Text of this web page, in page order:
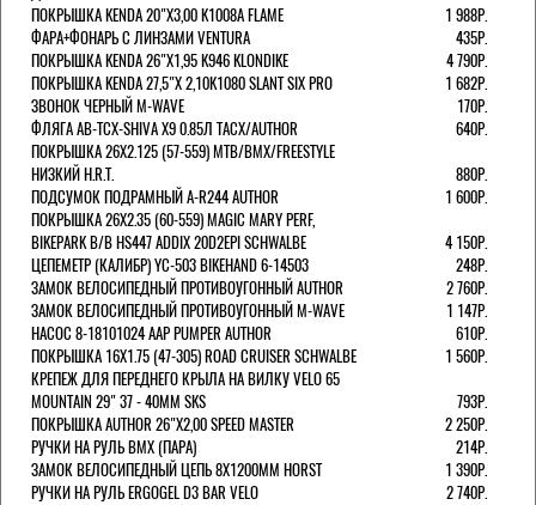
ПОКРЫШКА KENDA 20"Х3,00 K1008A FLAME
1 988Р.
ФАРА+ФОНАРЬ С ЛИНЗАМИ VENTURA
435Р.
ПОКРЫШКА KENDA 26"Х1,95 K946 KLONDIKE
4 790Р.
ПОКРЫШКА KENDA 27,5"Х 2,10K1080 SLANT SIX PRO
1 682Р.
ЗВОНОК ЧЕРНЫЙ M-WAVE
170Р.
ФЛЯГА AB-TCX-SHIVA X9 0.85Л TACX/AUTHOR
640Р.
ПОКРЫШКА 26X2.125 (57-559) MTB/BMX/FREESTYLE
НИЗКИЙ H.R.T.
880Р.
ПОДСУМОК ПОДРАМНЫЙ A-R244 AUTHOR
1 600Р.
ПОКРЫШКА 26X2.35 (60-559) MAGIC MARY PERF,
BIKEPARK B/B HS447 ADDIX 20D2EPI SCHWALBE
4 150Р.
ЦЕПЕМЕТР (КАЛИБР) YC-503 BIKEHAND 6-14503
248Р.
ЗАМОК ВЕЛОСИПЕДНЫЙ ПРОТИВОУГОННЫЙ AUTHOR
2 760Р.
ЗАМОК ВЕЛОСИПЕДНЫЙ ПРОТИВОУГОННЫЙ M-WAVE
1 147Р.
НАСОС 8-18101024 AAP PUMPER AUTHOR
610Р.
ПОКРЫШКА 16X1.75 (47-305) ROAD CRUISER SCHWALBE
1 560Р.
КРЕПЕЖ ДЛЯ ПЕРЕДНЕГО КРЫЛА НА ВИЛКУ VELO 65
MOUNTAIN 29" 37 - 40ММ SKS
793Р.
ПОКРЫШКА AUTHOR 26"Х2,00 SPEED MASTER
2 250Р.
РУЧКИ НА РУЛЬ BMX (ПАРА)
214Р.
ЗАМОК ВЕЛОCИПЕДНЫЙ ЦЕПЬ 8Х1200ММ HORST
1 390Р.
РУЧКИ НА РУЛЬ ERGOGEL D3 BAR VELO
2 740Р.